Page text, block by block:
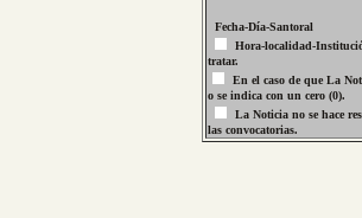
Fecha-Día-Santoral
Hora-localidad-
tratar.
En el caso de que La
o se indica con un cero (0).
La Noticia no se hace
las convocatorias.